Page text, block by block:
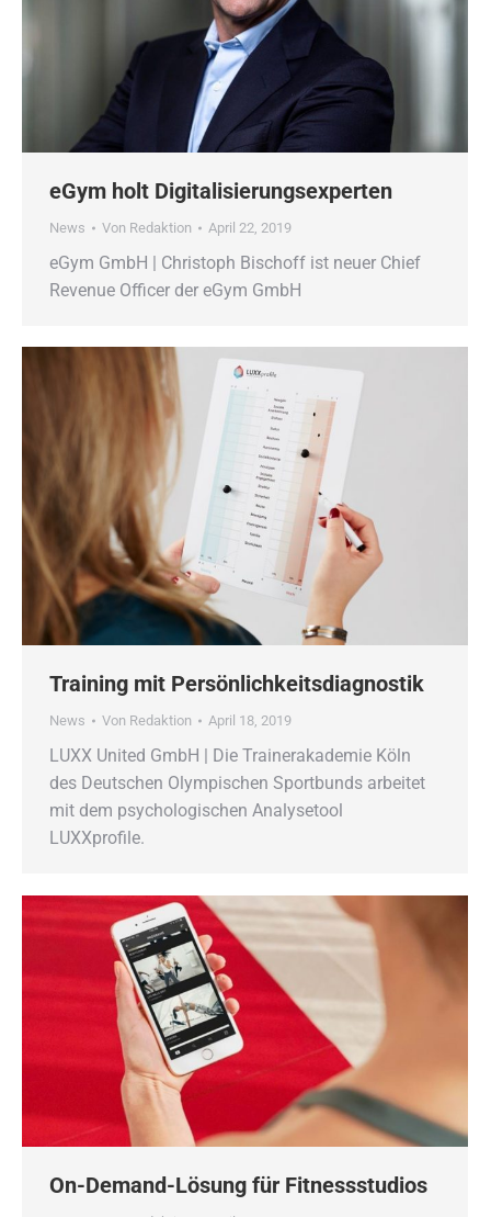
eGym holt Digitalisierungsexperten
News Von Redaktion April 22, 2019
eGym GmbH | Christoph Bischoff ist neuer Chief
Revenue Officer der eGym GmbH
Training mit Persönlichkeitsdiagnostik
News Von Redaktion April 18, 2019
LUXX United GmbH | Die Trainerakademie Köln
des Deutschen Olympischen Sportbunds arbeitet
mit dem psychologischen Analysetool
LUXXprofile.
On-Demand-Lösung für Fitnessstudios